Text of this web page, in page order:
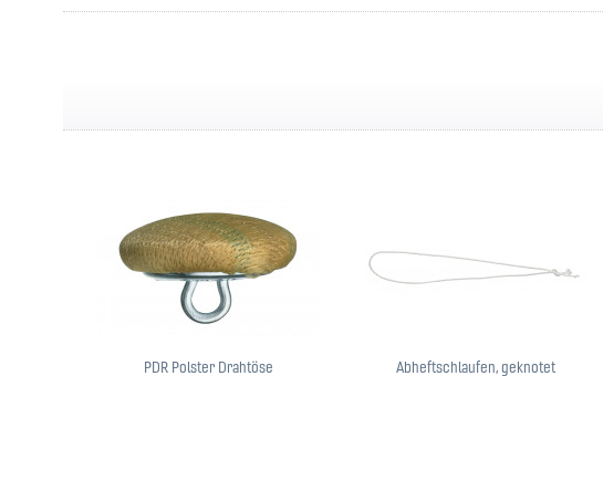
PDR Polster Drahtöse Abheftschlaufen, geknotet